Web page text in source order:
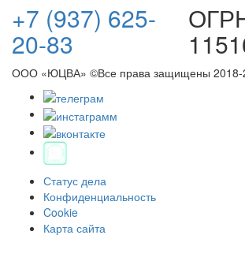
+7 (937) 625-
20-83
ООО «ЮЦВА» ©Все права защищены
Статус дела
Конфиденциальность
Cookie
Карта сайта